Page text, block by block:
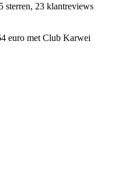
sterren, 23 klantreviews
euro met Club Karwei